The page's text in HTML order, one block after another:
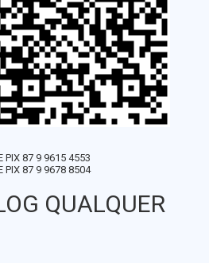
PIX 87 9 9615 4553
PIX 87 9 9678 8504
QUALQUER